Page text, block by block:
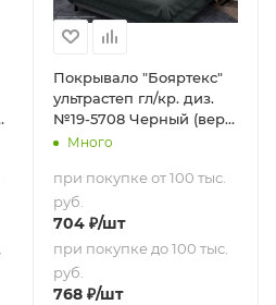
Покрывало "Бояртекс"
ультрастеп гл/кр. диз.
№19-5708 Черный (верх/
низ черный) (200х210)
Много
при покупке от 100 тыс.
руб.
704₽/шт
при покупке до 100 тыс.
руб.
768₽/шт